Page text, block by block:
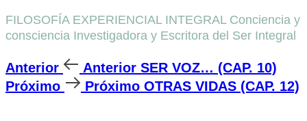
FILOSOFÍA EXPERIENCIAL INTEGRAL Conciencia y
consciencia Investigadora y Escritora del Ser Integral
Anterior Anterior SER VOZ… (CAP. 10)
Próximo
Próximo OTRAS VIDAS (CAP. 12)